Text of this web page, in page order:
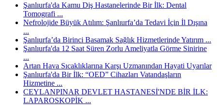
Şanlıurfa'da Kamu Diş Hastanelerinde Bir İlk: Dental
Tomografi ...
Nefrolojide Büyük Atılım: Şanlıurfa’da Tedavi İçin İl Dışına
...
Şanlıurfa’da Birinci Basamak Sağlık Hizmetlerinde Yatırım ...
Şanlıurfa'da 12 Saat Süren Zorlu Ameliyatla Görme Sinirine
...
Artan Hava Sıcaklıklarına Karşı Uzmanından Hayati Uyarılar
Şanlıurfa'da Bir İlk: “OED” Cihazları Vatandaşların
Hizmetine ...
CEYLANPINAR DEVLET HASTANESİ'NDE BİR İLK:
LAPAROSKOPİK ...